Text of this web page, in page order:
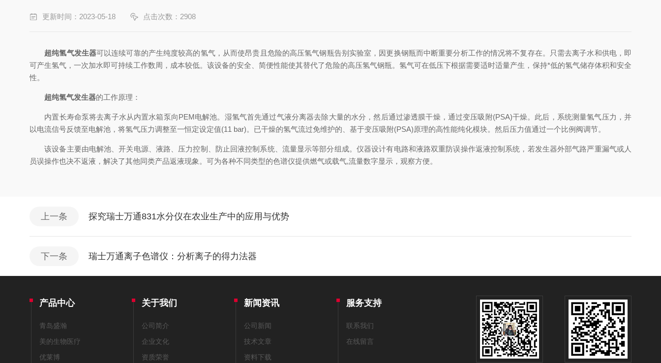
更新时间：2023-05-18 点击次数：2908
超纯氢气发生器可以连续可靠的产生纯度较高的氢气，从而使昂贵且危险的高压氢气钢瓶告别实验室，因更换钢瓶而中断重要分析工作的情况将不复存在。只需去离子水和供电，即
可产生氢气，一次加水即可持续工作数周，成本较低。该设备的安全、简便性能使其替代了危险的高压氢气钢瓶。氢气可在低压下根据需要适时适量产生，保持*低的氢气储存体积和安全
性。
超纯氢气发生器的工作原理：
内置长寿命泵将去离子水从内置水箱泵向PEM电解池。湿氢气首先通过气液分离器去除大量的水分，然后通过渗透膜干燥，通过变压吸附(PSA)干燥。此后，系统测量氢气压力，并
以电流信号反馈至电解池，将氢气压力调整至一恒定设定值(11 bar)。已干燥的氢气流过免维护的、基于变压吸附(PSA)原理的高性能纯化模块。然后压力值通过一个比例阀调节。
该设备主要由电解池、开关电源、液路、压力控制、防止回液控制系统、流量显示等部分组成。仪器设计有电路和液路双重防误操作返液控制系统，若发生器外部气路严重漏气或人
员误操作也决不返液，解决了其他同类产品返液现象。可为各种不同类型的色谱仪提供燃气或载气,流量数字显示，观察方便。
上一条 探究瑞士万通831水分仪在农业生产中的应用与优势
下一条 瑞士万通离子色谱仪：分析离子的得力法器
产品中心
青岛盛瀚
美的生物医疗
优莱博
关于我们
公司简介
企业文化
资质荣誉
新闻资讯
公司新闻
技术文章
资料下载
服务支持
联系我们
在线留言